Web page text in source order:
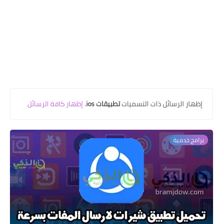
‏إظهار الرسائل ذات التسمياتتطبيقات ios .إظهار كافة الرسائل
برامج خدمية